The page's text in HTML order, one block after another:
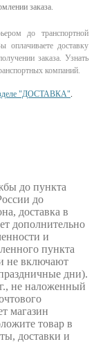
заказа.
до транспортной
оплачиваете доставку
заказа. Узнать
компаний.
"ДОСТАВКА"
до пункта
до
доставка в
дополнительно
и
пункта
не включают
дни).
не наложенный
магазин
товар в
доставки и